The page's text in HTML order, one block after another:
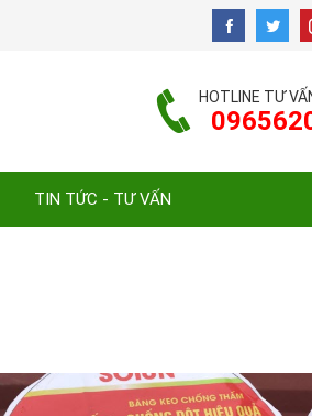
HOTLINE TƯ
TIN TỨC - TƯ VẤN